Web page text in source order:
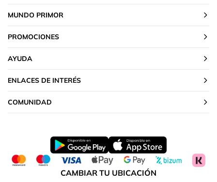
MUNDO PRIMOR
PROMOCIONES
AYUDA
ENLACES DE INTERÉS
COMUNIDAD
CAMBIAR TU UBICACIÓN